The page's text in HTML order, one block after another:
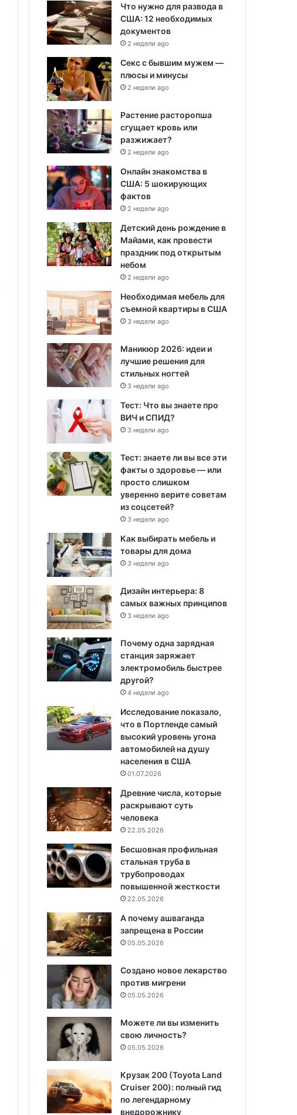
Что нужно для развода в
США: 12 необходимых
документов
2 недели ago
Секс с бывшим мужем —
плюсы и минусы
2 недели ago
Растение расторопша
сгущает кровь или
разжижает?
2 недели ago
Онлайн знакомства в
США: 5 шокирующих
фактов
2 недели ago
Детский день рождение в
Майами, как провести
праздник под открытым
небом
2 недели ago
Необходимая мебель для
съемной квартиры в США
3 недели ago
Маникюр 2026: идеи и
лучшие решения для
стильных ногтей
3 недели ago
Тест: Что вы знаете про
ВИЧ и СПИД?
3 недели ago
Тест: знаете ли вы все эти
факты о здоровье — или
просто слишком
уверенно верите советам
из соцсетей?
3 недели ago
Как выбирать мебель и
товары для дома
3 недели ago
Дизайн интерьера: 8
самых важных принципов
3 недели ago
Почему одна зарядная
станция заряжает
электромобиль быстрее
другой?
4 недели ago
Исследование показало,
что в Портленде самый
высокий уровень угона
автомобилей на душу
населения в США
01.07.2026
Древние числа, которые
раскрывают суть
человека
22.05.2026
Бесшовная профильная
стальная труба в
трубопроводах
повышенной жесткости
22.05.2026
А почему ашваганда
запрещена в России
05.05.2026
Создано новое лекарство
против мигрени
05.05.2026
Можете ли вы изменить
свою личность?
05.05.2026
Крузак 200 (Toyota Land
Cruiser 200): полный гид
по легендарному
внедорожнику